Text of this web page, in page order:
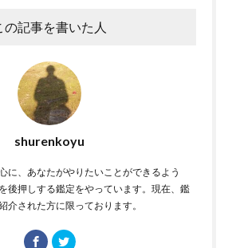
の記事を書いた人
shurenkoyu
に、あなたがやりたいことができるよう
後押しする鑑定をやっています。現在、鑑
介された方に限っております。